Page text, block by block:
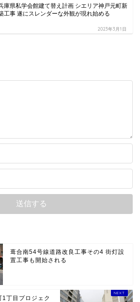
庫県私学会館建て替え計画 シエリア神戸元町新
工事 遂にスレンダーな外観が現れ始める
2023年3月1日
葺合南54号線道路改良工事その4 街灯設
置工事も開始される
丁目プロジェク